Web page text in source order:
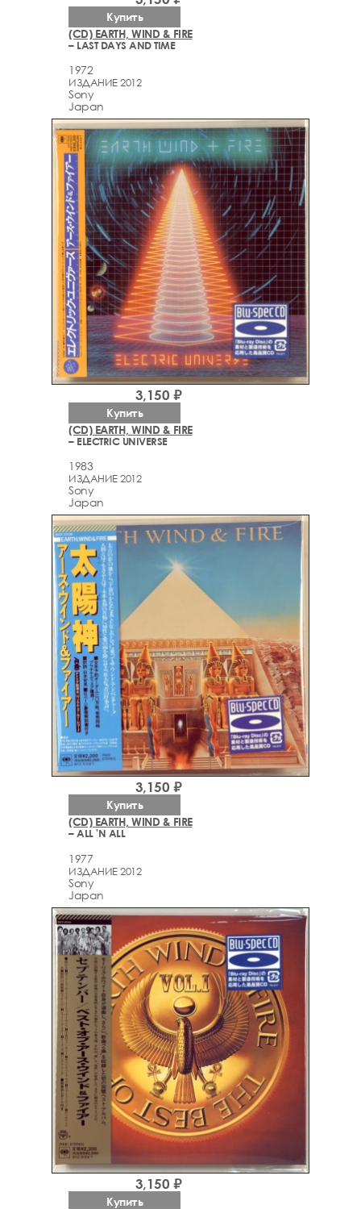
(CD) EARTH, WIND & FIRE
– LAST DAYS AND TIME
1972
ИЗДАНИЕ 2012
Sony
Japan
Купить
(CD) EARTH, WIND & FIRE
– ELECTRIC UNIVERSE
1983
ИЗДАНИЕ 2012
Sony
Japan
3,150 ₽
Купить
(CD) EARTH, WIND & FIRE
– ALL 'N ALL
1977
ИЗДАНИЕ 2012
Sony
Japan
3,150 ₽
Купить
3,150 ₽
Купить